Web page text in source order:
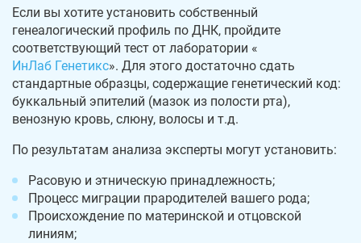
Если вы хотите установить собственный
генеалогический профиль по ДНК, пройдите
соответствующий тест от лаборатории «
ИнЛаб Генетикс». Для этого достаточно сдать
стандартные образцы, содержащие генетический код:
буккальный эпителий (мазок из полости рта),
венозную кровь, слюну, волосы и т.д.
По результатам анализа эксперты могут установить:
Расовую и этническую принадлежность;
Процесс миграции прародителей вашего рода;
Происхождение по материнской и отцовской
линиям;